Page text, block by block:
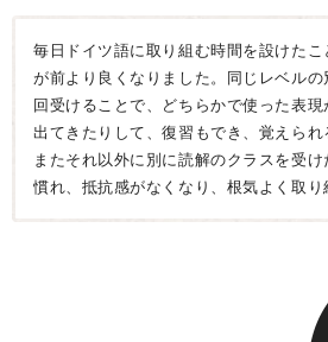
毎日ドイツ語に取り組む時間を設けた
が前より良くなりました。同じレベル
回受けることで、どちらかで使った表
出てきたりして、復習もでき、覚えられ
またそれ以外に別に読解のクラスを受
慣れ、抵抗感がなくなり、根気よく取り